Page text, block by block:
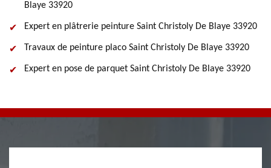
Blaye 33920
Expert en plâtrerie peinture Saint Christoly De Blaye 33920
Travaux de peinture placo Saint Christoly De Blaye 33920
Expert en pose de parquet Saint Christoly De Blaye 33920